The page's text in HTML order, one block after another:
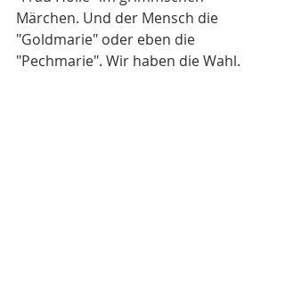
Märchen. Und der Mensch die
"Goldmarie" oder eben die
"Pechmarie". Wir haben die Wahl.